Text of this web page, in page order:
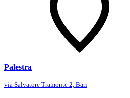
Palestra
via Salvatore Tramonte 2, Bari